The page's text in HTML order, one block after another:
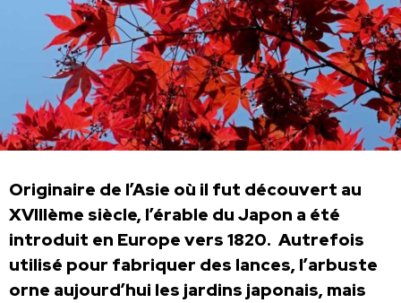
Originaire de l’Asie où il fut découvert au
XVIIIème siècle, l’érable du Japon a été
introduit en Europe vers 1820. Autrefois
utilisé pour fabriquer des lances, l’arbuste
orne aujourd’hui les jardins japonais, mais